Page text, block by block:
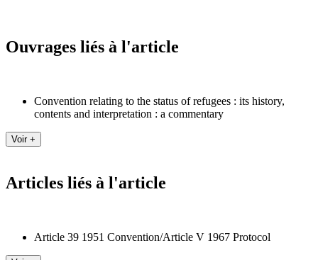
Ouvrages liés à l'article
Convention relating to the status of refugees : its history,
contents and interpretation : a commentary
Articles liés à l'article
Article 39 1951 Convention/Article V 1967 Protocol